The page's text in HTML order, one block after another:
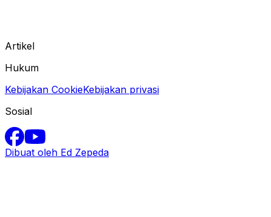
Artikel
Hukum
Kebijakan CookieKebijakan privasi
Sosial
Dibuat oleh Ed Zepeda